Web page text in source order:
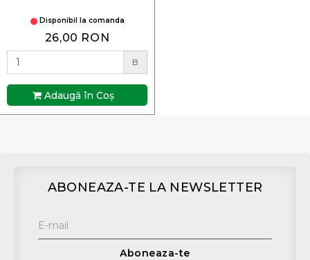
Disponibil la comanda
26,00 RON
B
Adaugă în Coş
ABONEAZA-TE LA NEWSLETTER
Aboneaza-te